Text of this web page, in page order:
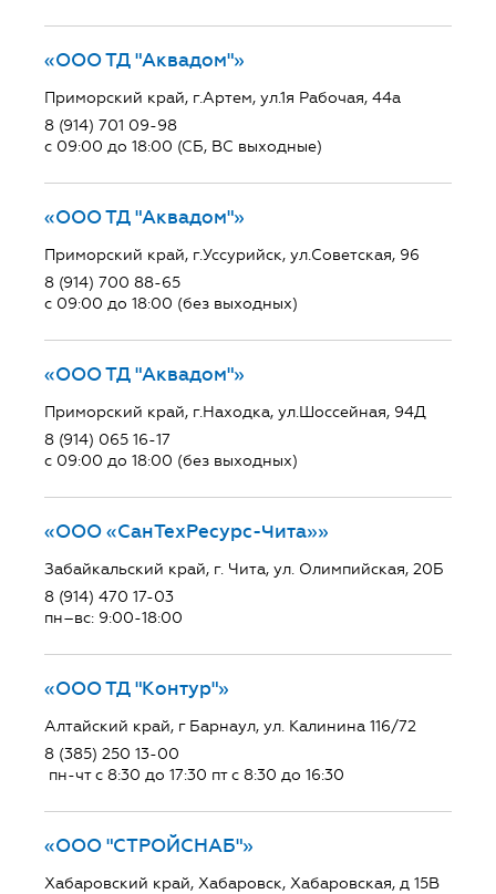
«ООО ТД "Аквадом"»
Приморский край, г.Артем, ул.1я Рабочая, 44а
8 (914) 701 09-98
с 09:00 до 18:00 (СБ, ВС выходные)
«ООО ТД "Аквадом"»
Приморский край, г.Уссурийск, ул.Советская, 96
8 (914) 700 88-65
с 09:00 до 18:00 (без выходных)
«ООО ТД "Аквадом"»
Приморский край, г.Находка, ул.Шоссейная, 94Д
8 (914) 065 16-17
с 09:00 до 18:00 (без выходных)
«ООО «СанТехРесурс-Чита»»
Забайкальский край, г. Чита, ул. Олимпийская, 20Б
8 (914) 470 17-03
пн–вс: 9:00-18:00
«ООО ТД "Контур"»
Алтайский край, г Барнаул, ул. Калинина 116/72
8 (385) 250 13-00
пн-чт с 8:30 до 17:30 пт с 8:30 до 16:30
«ООО "СТРОЙСНАБ"»
Хабаровский край, Хабаровск, Хабаровская, д 15В